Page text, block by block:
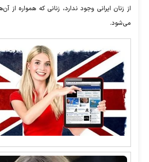
از زنان ایرانی وجود ندارد، زنانی که همواره از
می‌شود.